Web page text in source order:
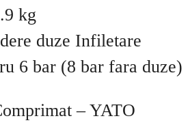
kg
duze Infiletare
6 bar (8 bar fara duze)
– YATO